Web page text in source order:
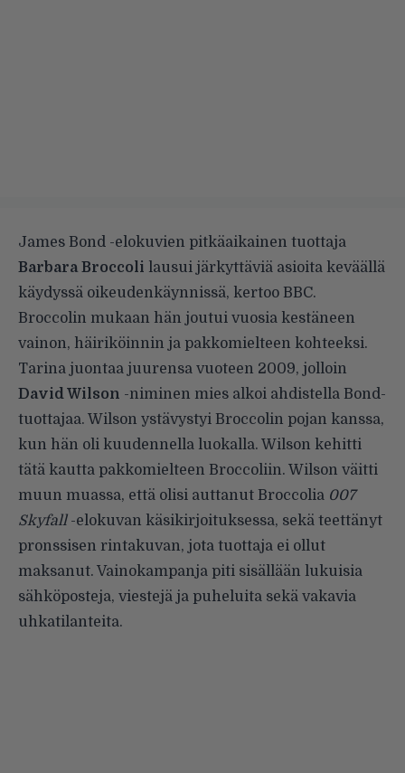
James Bond -elokuvien pitkäaikainen tuottaja
Barbara Broccoli lausui järkyttäviä asioita keväällä
käydyssä oikeudenkäynnissä, kertoo BBC.
Broccolin mukaan hän joutui vuosia kestäneen
vainon, häiriköinnin ja pakkomielteen kohteeksi.
Tarina juontaa juurensa vuoteen 2009, jolloin
David Wilson -niminen mies alkoi ahdistella Bond-
tuottajaa. Wilson ystävystyi Broccolin pojan kanssa,
kun hän oli kuudennella luokalla. Wilson kehitti
tätä kautta pakkomielteen Broccoliin. Wilson väitti
muun muassa, että olisi auttanut Broccolia 007
Skyfall-elokuvan käsikirjoituksessa, sekä teettänyt
pronssisen rintakuvan, jota tuottaja ei ollut
maksanut. Vainokampanja piti sisällään lukuisia
sähköposteja, viestejä ja puheluita sekä vakavia
uhkatilanteita.